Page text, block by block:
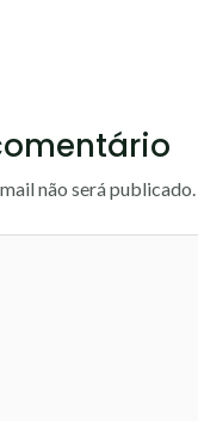
não será publicado.